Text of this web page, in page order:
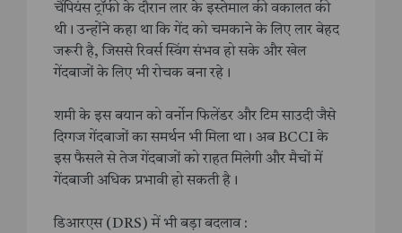
चैंपियंस ट्रॉफी के दौरान लार के इस्तेमाल की वकालत की
थी। उन्होंने कहा था कि गेंद को चमकाने के लिए लार बेहद
जरूरी है, जिससे रिवर्स स्विंग संभव हो सके और खेल
गेंदबाजों के लिए भी रोचक बना रहे।
शमी के इस बयान को वर्नोन फिलेंडर और टिम साउदी जैसे
दिग्गज गेंदबाजों का समर्थन भी मिला था। अब BCCI के
इस फैसले से तेज गेंदबाजों को राहत मिलेगी और मैचों में
गेंदबाजी अधिक प्रभावी हो सकती है।
डिआरएस (DRS) में भी बड़ा बदलाव :